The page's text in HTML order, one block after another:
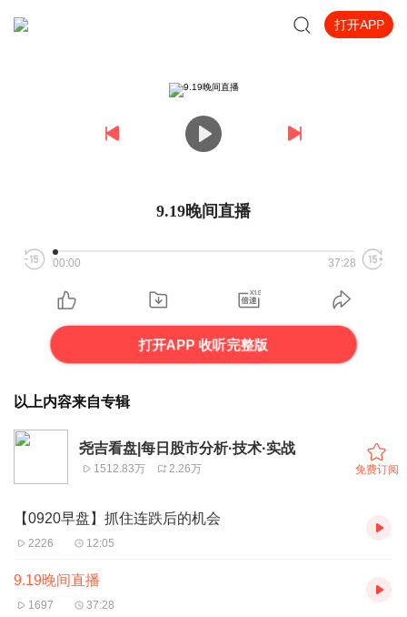
打开APP
9.19晚间直播
00:00 37:28
打开APP 收听完整版
以上内容来自专辑
尧吉看盘|每日股市分析·技术·实战
1512.83万 2.26万 免费订阅
【0920早盘】抓住连跌后的机会
2226 12:05
9.19晚间直播
1697 37:28